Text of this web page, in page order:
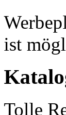
ist
Tolle